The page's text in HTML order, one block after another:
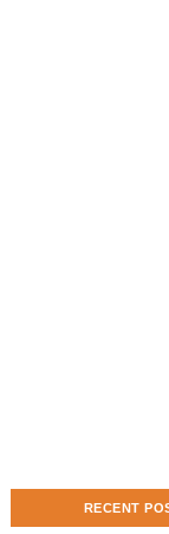
RECENT